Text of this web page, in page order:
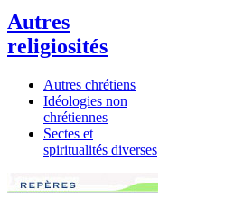
Autres
religiosités
Autres chrétiens
Idéologies non
chrétiennes
Sectes et
spiritualités diverses